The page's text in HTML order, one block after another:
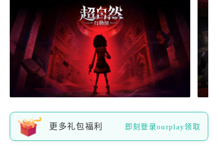
更多礼包福利 即刻登录ourplay领取